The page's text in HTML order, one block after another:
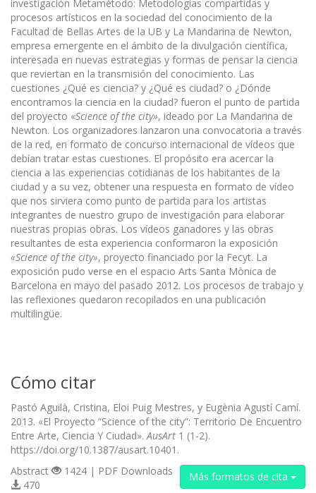
investigación Metamétodo: Metodologías compartidas y
procesos artísticos en la sociedad del conocimiento de la
Facultad de Bellas Artes de la UB y La Mandarina de Newton,
empresa emergente en el ámbito de la divulgación científica,
interesada en nuevas estrategias y formas de pensar la ciencia
que reviertan en la transmisión del conocimiento. Las
cuestiones ¿Qué es ciencia? y ¿Qué es ciudad? o ¿Dónde
encontramos la ciencia en la ciudad? fueron el punto de partida
del proyecto «Science of the city», ideado por La Mandarina de
Newton. Los organizadores lanzaron una convocatoria a través
de la red, en formato de concurso inter­nacional de vídeos que
debían tratar estas cuestiones. El propósito era acercar la
ciencia a las experi­encias cotidianas de los habitantes de la
ciudad y a su vez, obtener una respuesta en formato de vídeo
que nos sirviera como punto de partida para los artistas
integrantes de nuestro grupo de investigación para elaborar
nuestras propias obras. Los vídeos ganadores y las obras
resultantes de esta experiencia conformaron la exposición
«Science of the city», proyecto financiado por la Fecyt. La
exposición pudo verse en el espacio Arts Santa Mònica de
Barcelona en mayo del pasado 2012. Los procesos de trabajo y
las reflexiones quedaron recopilados en una publicación
multilingüe.
Cómo citar
Pastó Aguilà, Cristina, Eloi Puig Mestres, y Eugènia Agustí Camí.
2013. «El Proyecto “Science of the city”: Territorio De Encuentro
Entre Arte, Ciencia Y Ciudad».AusArt 1 (1-2).
https://doi.org/10.1387/ausart.10401.
Más formatos de cita
Abstract
1424 | PDF Downloads
470